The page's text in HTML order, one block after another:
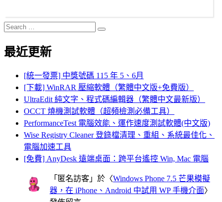
Search
for:
Search
最近更新
[統一發票] 中獎號碼 115 年 5、6月
[下載] WinRAR 壓縮軟體（繁體中文版+免費版）
UltraEdit 純文字、程式碼編輯器（繁體中文最新版）
OCCT 燒機測試軟體（超頻檢測必備工具）
PerformanceTest 電腦效能、運作速度測試軟體(中文版)
Wise Registry Cleaner 登錄檔清理、重組、系統最佳化、
電腦加速工具
[免費] AnyDesk 遠端桌面：跨平台遙控 Win, Mac 電腦
「 匿名訪客 」於〈Windows Phone 7.5 芒果模擬
器，在 iPhone、Android 中試用 WP 手機介面〉